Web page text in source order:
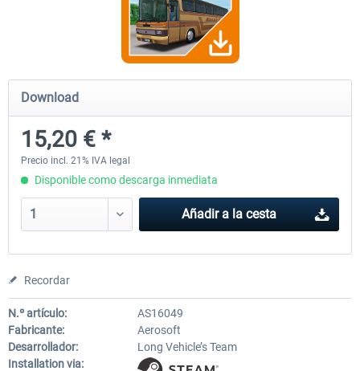
OMSI 2 Add-on Valiant Citybus 7700
Hybrid
12,19 € *
OMSI 2 Add-on IVECO Bus
Download
15,20 € *
Precio incl. 21% IVA legal
Disponible como descarga inmediata
Añadir a la cesta
Recordar
N.º artículo:
AS16049
Fabricante:
Aerosoft
Desarrollador:
Long Vehicle’s Team
Installation via: